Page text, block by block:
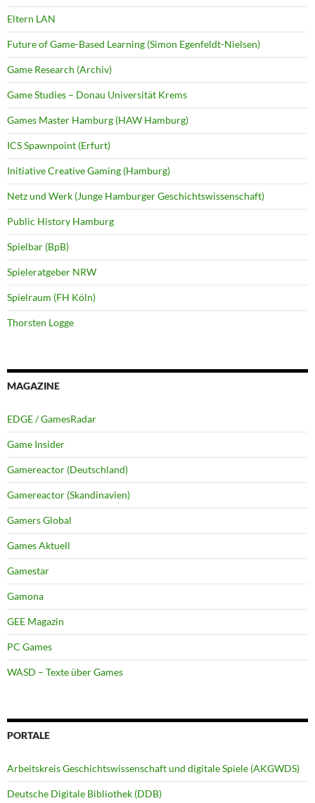
Eltern LAN
Future of Game-Based Learning (Simon Egenfeldt-Nielsen)
Game Research (Archiv)
Game Studies – Donau Universität Krems
Games Master Hamburg (HAW Hamburg)
ICS Spawnpoint (Erfurt)
Initiative Creative Gaming (Hamburg)
Netz und Werk (Junge Hamburger Geschichtswissenschaft)
Public History Hamburg
Spielbar (BpB)
Spieleratgeber NRW
Spielraum (FH Köln)
Thorsten Logge
MAGAZINE
EDGE / GamesRadar
Game Insider
Gamereactor (Deutschland)
Gamereactor (Skandinavien)
Gamers Global
Games Aktuell
Gamestar
Gamona
GEE Magazin
PC Games
WASD – Texte über Games
PORTALE
Arbeitskreis Geschichtswissenschaft und digitale Spiele (AKGWDS)
Deutsche Digitale Bibliothek (DDB)